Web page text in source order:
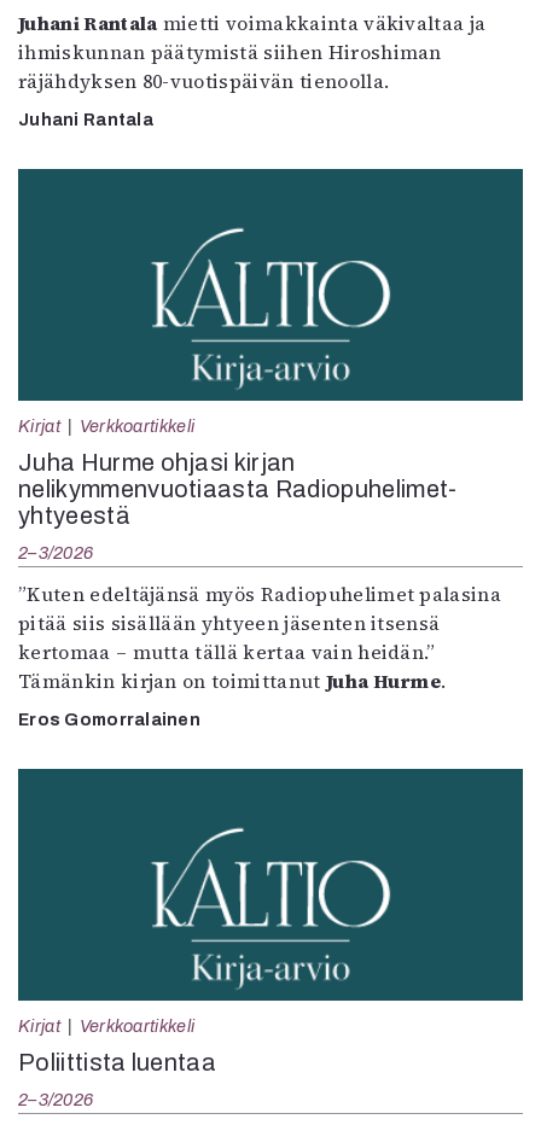
Juhani Rantala mietti voimakkainta väkivaltaa ja
ihmiskunnan päätymistä siihen Hiroshiman
räjähdyksen 80-vuotispäivän tienoolla.
Juhani Rantala
Kirjat Verkkoartikkeli
Juha Hurme ohjasi kirjan
nelikymmenvuotiaasta Radiopuhelimet-
yhtyeestä
2–3/2026
”Kuten edeltäjänsä myös Radiopuhelimet palasina
pitää siis sisällään yhtyeen jäsenten itsensä
kertomaa – mutta tällä kertaa vain heidän.”
Tämänkin kirjan on toimittanut Juha Hurme.
Eros Gomorralainen
Kirjat Verkkoartikkeli
Poliittista luentaa
2–3/2026